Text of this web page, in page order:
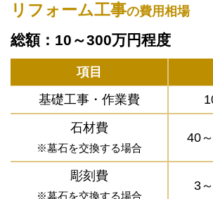
リフォーム工事の費用相場
総額：10～300万円程度
項目
基礎工事・作業費
石材費
※墓石を交換する場合
40
彫刻費
※墓石を交換する場合
3